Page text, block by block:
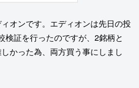
オンです。エディオンは先日の投
検証を行ったのですが、2銘柄と
かった為、両方買う事にしまし